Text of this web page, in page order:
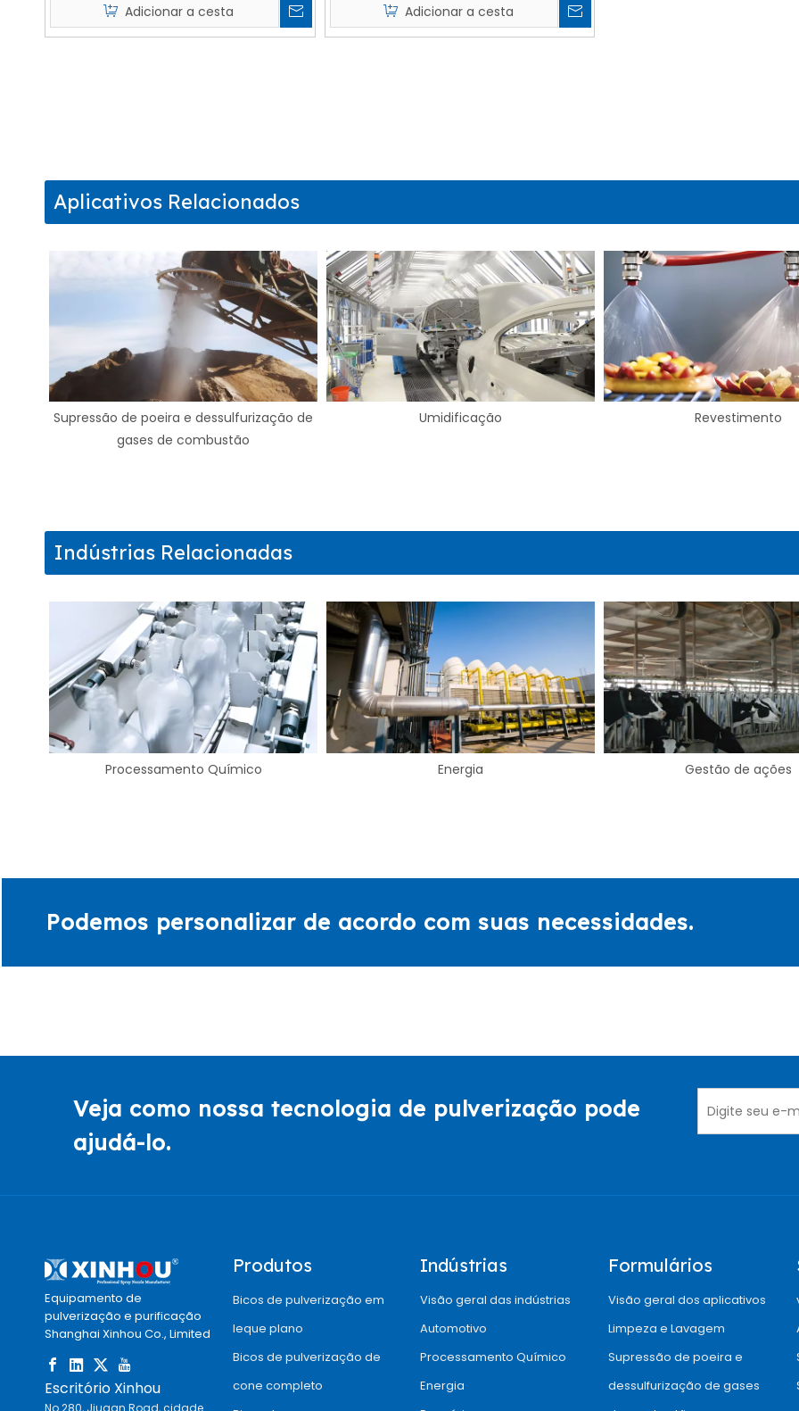
Adicionar a cesta Adicionar a cesta
Aplicativos Relacionados
Umidificação Revestimento Secagem e Sopro
Indústrias Relacionadas
Energia Gestão de ações Comida & Bebida
Podemos personalizar de acordo com suas necessidades.
Veja como nossa tecnologia de pulverização pode
ajudá-lo.
Equipamento de
pulverização e purificação
Shanghai Xinhou Co., Limited
Escritório Xinhou
No.280, Jiugan Road, cidade
Produtos
Bicos de pulverização em
leque plano
Bicos de pulverização de
cone completo
Indústrias
Visão geral das indústrias
Automotivo
Processamento Químico
Energia
Formulários
Visão geral dos aplicativos
Limpeza e Lavagem
Supressão de poeira e
dessulfurização de gases